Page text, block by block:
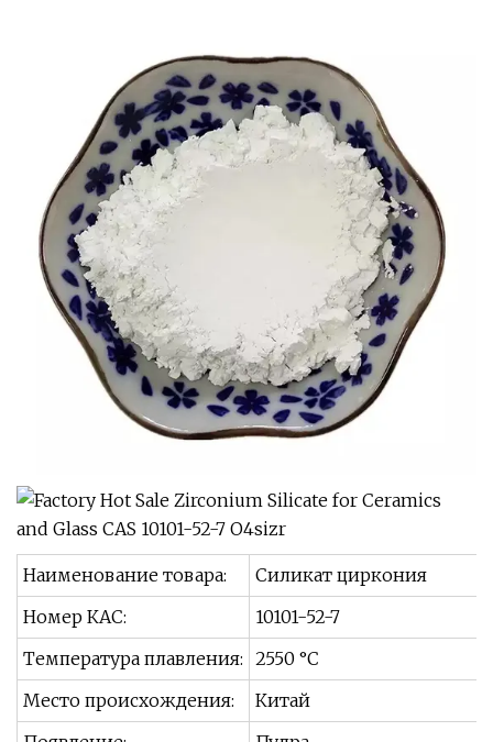
Наименование товара:
Силикат циркония
Номер КАС:
10101-52-7
Температура плавления: 2550 °С
Место происхождения:
Китай